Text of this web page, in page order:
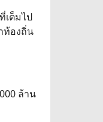
เต็มไป
ท้องถิ่น
ล้าน